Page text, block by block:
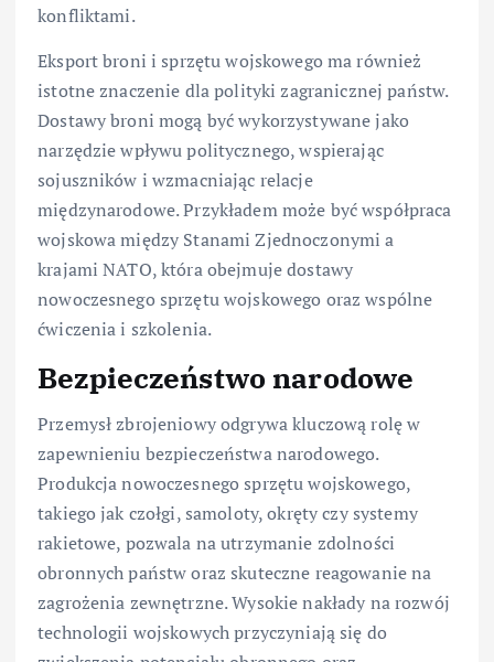
konfliktami.
Eksport broni i sprzętu wojskowego ma również
istotne znaczenie dla polityki zagranicznej państw.
Dostawy broni mogą być wykorzystywane jako
narzędzie wpływu politycznego, wspierając
sojuszników i wzmacniając relacje
międzynarodowe. Przykładem może być współpraca
wojskowa między Stanami Zjednoczonymi a
krajami NATO, która obejmuje dostawy
nowoczesnego sprzętu wojskowego oraz wspólne
ćwiczenia i szkolenia.
Bezpieczeństwo narodowe
Przemysł zbrojeniowy odgrywa kluczową rolę w
zapewnieniu bezpieczeństwa narodowego.
Produkcja nowoczesnego sprzętu wojskowego,
takiego jak czołgi, samoloty, okręty czy systemy
rakietowe, pozwala na utrzymanie zdolności
obronnych państw oraz skuteczne reagowanie na
zagrożenia zewnętrzne. Wysokie nakłady na rozwój
technologii wojskowych przyczyniają się do